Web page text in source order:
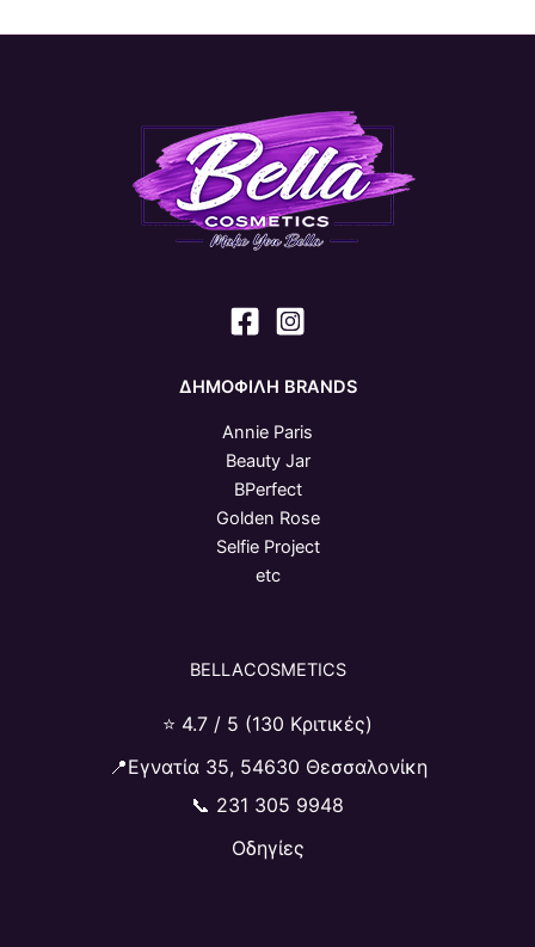
ΔΗΜΟΦΙΛΗ BRANDS
Annie Paris
Beauty Jar
BPerfect
Golden Rose
Selfie Project
etc
BELLACOSMETICS
⭐ 4.7 / 5 (130 Κριτικές)
📍Εγνατία 35, 54630 Θεσσαλονίκη
📞 231 305 9948
Οδηγίες